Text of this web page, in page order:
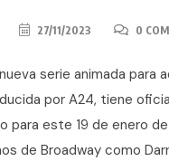
27/11/2023 0
serie animada para
por A24, tiene
para este 19 de enero
de Broadway como